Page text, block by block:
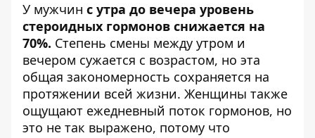
У мужчин с утра до вечера уровень
стероидных гормонов снижается на
70%. Степень смены между утром и
вечером сужается с возрастом, но эта
общая закономерность сохраняется на
протяжении всей жизни. Женщины также
ощущают ежедневный поток гормонов, но
это не так выражено, потому что